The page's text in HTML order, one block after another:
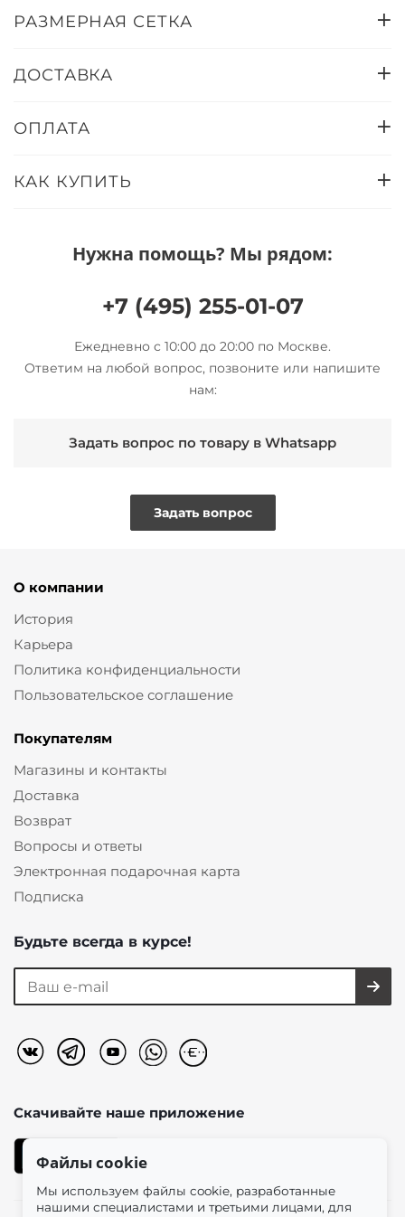
РАЗМЕРНАЯ СЕТКА
ДОСТАВКА
ОПЛАТА
КАК КУПИТЬ
Нужна помощь? Мы рядом:
+7 (495) 255-01-07
Ежедневно с 10:00 до 20:00 по Москве.
Ответим на любой вопрос, позвоните или напишите
нам:
Задать вопрос по товару в Whatsapp
Задать вопрос
О компании
История
Карьера
Политика конфиденциальности
Пользовательское соглашение
Покупателям
Магазины и контакты
Доставка
Возврат
Вопросы и ответы
Электронная подарочная карта
Подписка
Будьте всегда в курсе!
Скачивайте наше приложение
Файлы cookie
Мы используем файлы cookie, разработанные
нашими специалистами и третьими лицами, для